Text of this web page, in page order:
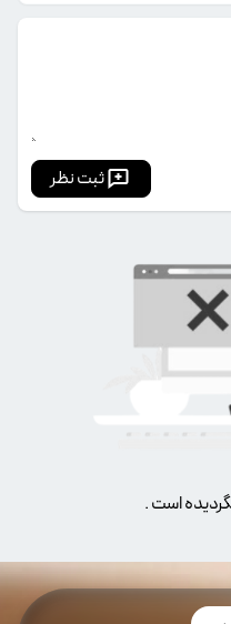
ثبت نظر
است .